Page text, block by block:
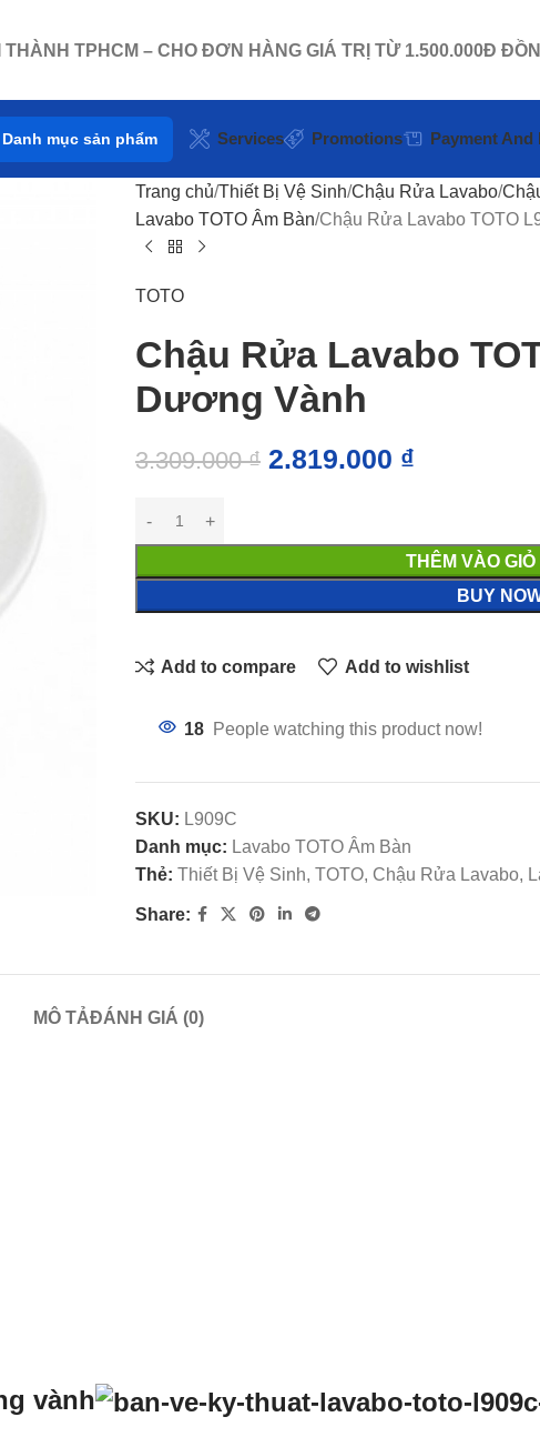
TPHCM – CHO ĐƠN HÀNG GIÁ TRỊ TỪ 1.500.000Đ
Danh mục sản phẩm Services Promotions Payment And
Trang chủ Thiết Bị Vệ Sinh Chậu Rửa Lavabo
Lavabo TOTO Âm Bàn Chậu Rửa Lavabo TOTO
TOTO
Chậu Rửa Lavabo
Dương Vành
3.309.000₫ 2.819.000 ₫
THÊM VÀO
BUY
Add to compare Add to wishlist
18 People watching this product now!
SKU: L909C
Danh mục: Lavabo TOTO Âm Bàn
Thẻ: Thiết Bị Vệ Sinh, TOTO, Chậu Rửa Lavabo,
Share:
MÔ TẢĐÁNH GIÁ (0)
vành